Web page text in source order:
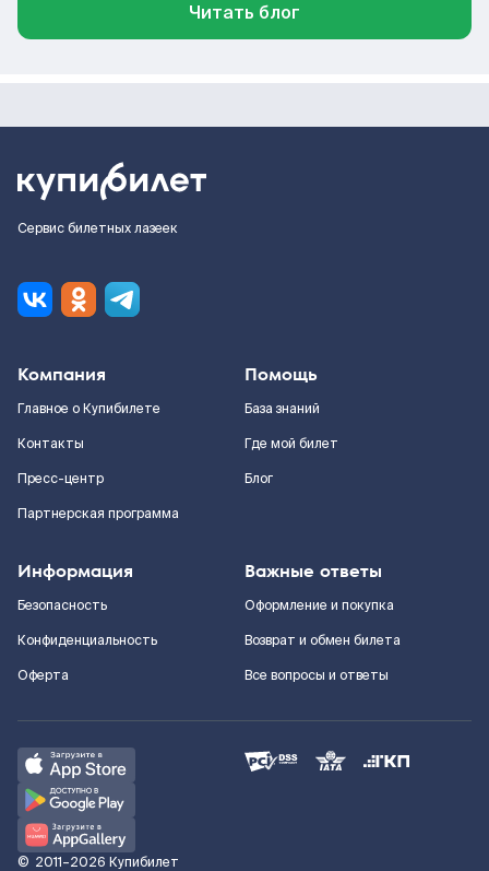
Читать блог
Сервис билетных лазеек
Компания
Главное о Купибилете
Контакты
Пресс-центр
Партнерская программа
Помощь
База знаний
Где мой билет
Блог
Информация
Безопасность
Конфиденциальность
Оферта
Важные ответы
Оформление и покупка
Возврат и обмен билета
Все вопросы и ответы
© 2011–2026 Купибилет